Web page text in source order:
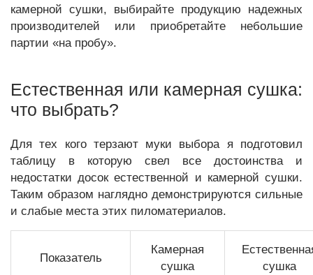
камерной сушки, выбирайте продукцию надежных
производителей или приобретайте небольшие
партии «на пробу».
Естественная или камерная сушка:
что выбрать?
Для тех кого терзают муки выбора я подготовил
таблицу в которую свел все достоинства и
недостатки досок естественной и камерной сушки.
Таким образом наглядно демонстрируются сильные
и слабые места этих пиломатериалов.
Показатель
Камерная
сушка
сушка